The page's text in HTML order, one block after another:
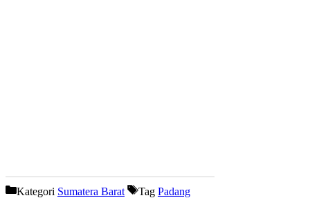
Kategori Sumatera Barat Tag Padang